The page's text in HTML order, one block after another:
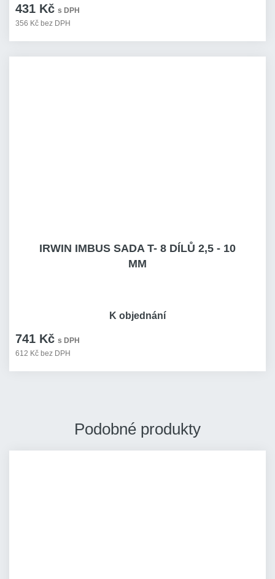
431 Kč s DPH
356 Kč bez DPH
IRWIN IMBUS SADA T- 8 DÍLŮ 2,5 - 10
MM
741 Kč s DPH
612 Kč bez DPH
K objednání
Podobné produkty